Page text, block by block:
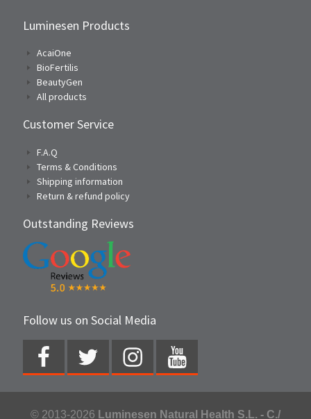
Luminesen Products
AcaiOne
BioFertilis
BeautyGen
All products
Customer Service
F.A.Q
Terms & Conditions
Shipping information
Return & refund policy
Outstanding Reviews
Follow us on Social Media
© 2013-2026 Luminesen Natural Health S.L. - C./